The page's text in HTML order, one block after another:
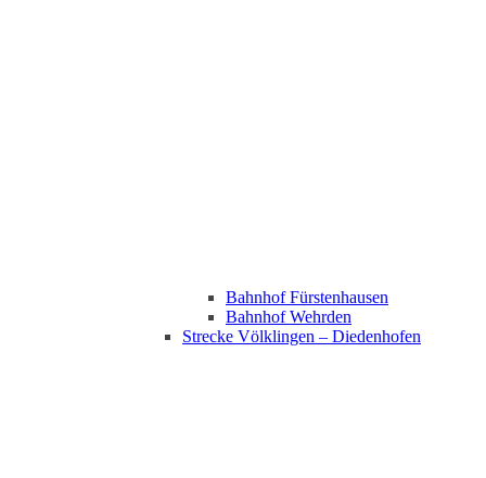
Bahnhof Fürstenhausen
Bahnhof Wehrden
Strecke Völklingen – Diedenhofen